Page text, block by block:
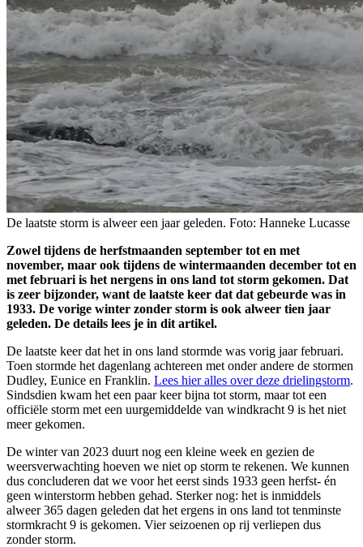
De laatste storm is alweer een jaar geleden. Foto: Hanneke Lucasse
Zowel tijdens de herfstmaanden september tot en met
november, maar ook tijdens de wintermaanden december tot en
met februari is het nergens in ons land tot storm gekomen. Dat
is zeer bijzonder, want de laatste keer dat dat gebeurde was in
1933. De vorige winter zonder storm is ook alweer tien jaar
geleden. De details lees je in dit artikel.
De laatste keer dat het in ons land stormde was vorig jaar februari.
Toen stormde het dagenlang achtereen met onder andere de stormen
Dudley, Eunice en Franklin. Lees hier alles over deze drielingstorm.
Sindsdien kwam het een paar keer bijna tot storm, maar tot een
officiële storm met een uurgemiddelde van windkracht 9 is het niet
meer gekomen.
De winter van 2023 duurt nog een kleine week en gezien de
weersverwachting hoeven we niet op storm te rekenen. We kunnen
dus concluderen dat we voor het eerst sinds 1933 geen herfst- én
geen winterstorm hebben gehad. Sterker nog: het is inmiddels
alweer 365 dagen geleden dat het ergens in ons land tot tenminste
stormkracht 9 is gekomen. Vier seizoenen op rij verliepen dus
zonder storm.